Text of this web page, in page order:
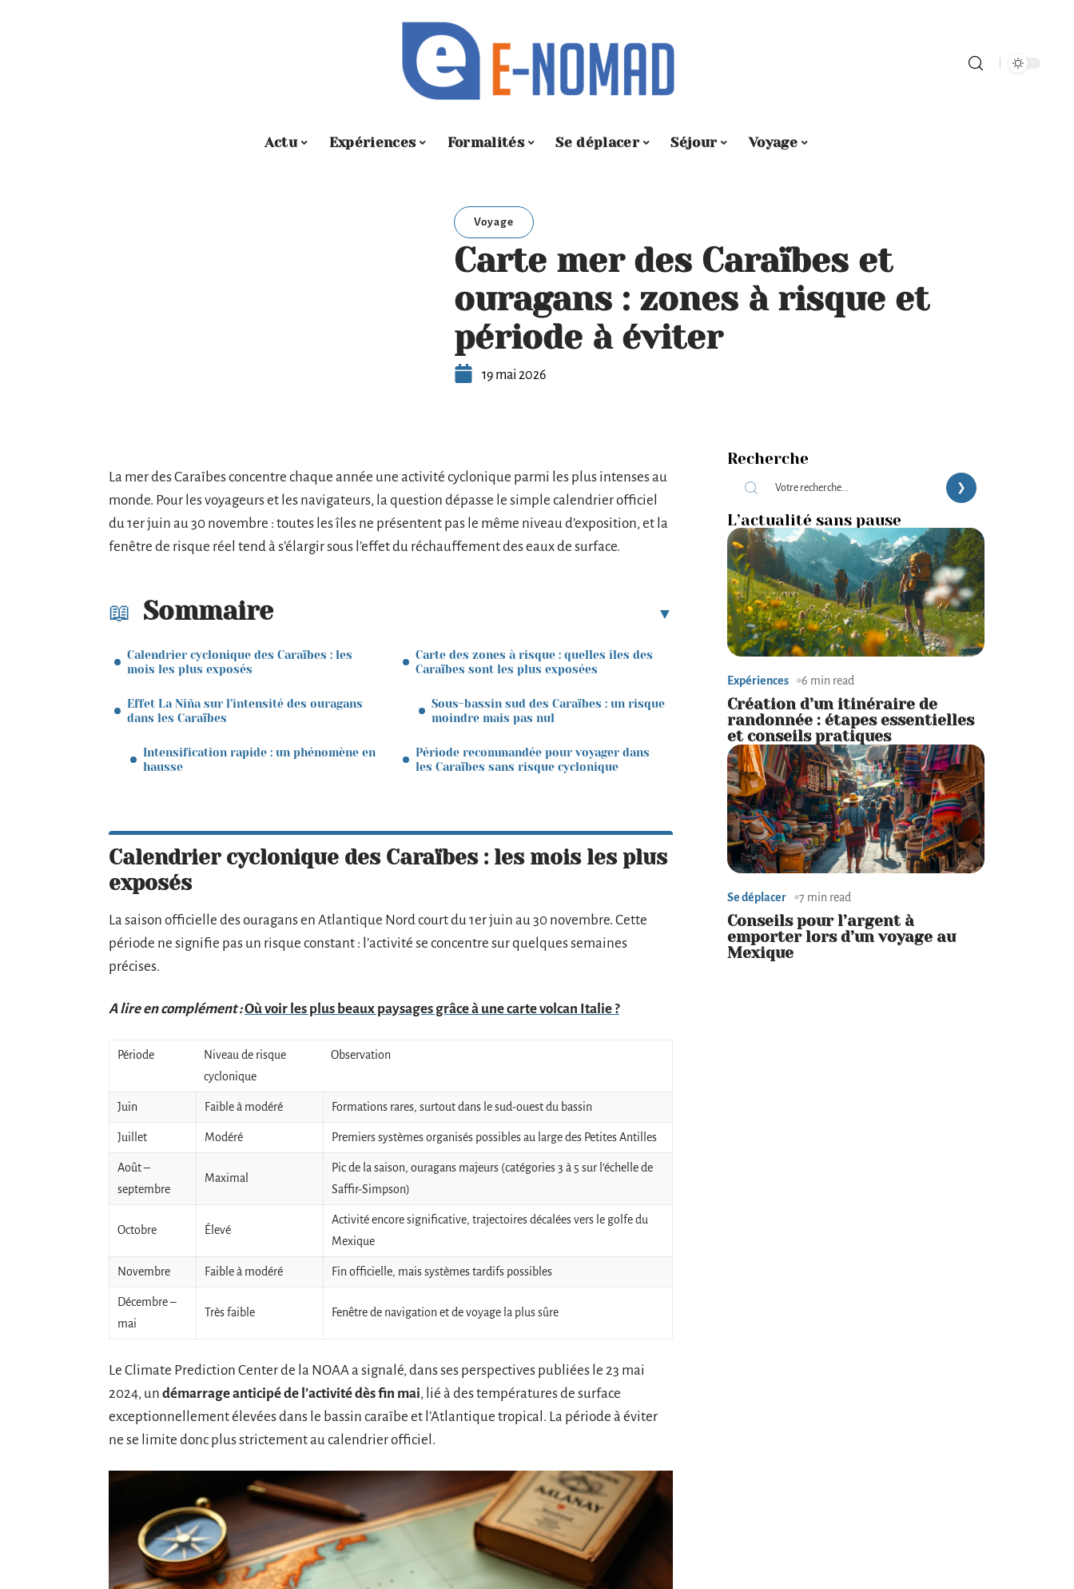
Actu Expériences Formalités Se déplacer Séjour Voyage
Voyage
Carte mer des Caraïbes et
ouragans : zones à risque et
période à éviter
19 mai 2026
La mer des Caraïbes concentre chaque année une activité cyclonique parmi les plus intenses au
monde. Pour les voyageurs et les navigateurs, la question dépasse le simple calendrier officiel
du 1er juin au 30 novembre : toutes les îles ne présentent pas le même niveau d’exposition, et la
fenêtre de risque réel tend à s’élargir sous l’effet du réchauffement des eaux de surface.
Sommaire
Calendrier cyclonique des Caraïbes : les
mois les plus exposés
Effet La Niña sur l’intensité des ouragans
dans les Caraïbes
Intensification rapide : un phénomène en
hausse
Carte des zones à risque : quelles îles des
Caraïbes sont les plus exposées
Sous-bassin sud des Caraïbes : un risque
moindre mais pas nul
Période recommandée pour voyager dans
les Caraïbes sans risque cyclonique
Calendrier cyclonique des Caraïbes : les mois les plus
exposés
La saison officielle des ouragans en Atlantique Nord court du 1er juin au 30 novembre. Cette
période ne signifie pas un risque constant : l’activité se concentre sur quelques semaines
précises.
A lire en complément :Où voir les plus beaux paysages grâce à une carte volcan Italie ?
Période
Niveau de risque
cyclonique
Observation
Juin Faible à modéré Formations rares, surtout dans le sud-ouest du bassin
Juillet Modéré Premiers systèmes organisés possibles au large des Petites Antilles
Août –
septembre
Maximal
Pic de la saison, ouragans majeurs (catégories 3 à 5 sur l’échelle de
Saffir-Simpson)
Octobre Élevé
Activité encore significative, trajectoires décalées vers le golfe du
Mexique
Novembre Faible à modéré Fin officielle, mais systèmes tardifs possibles
Décembre –
mai
Très faible Fenêtre de navigation et de voyage la plus sûre
Le Climate Prediction Center de la NOAA a signalé, dans ses perspectives publiées le 23 mai
2024, un démarrage anticipé de l’activité dès fin mai, lié à des températures de surface
exceptionnellement élevées dans le bassin caraïbe et l’Atlantique tropical. La période à éviter
ne se limite donc plus strictement au calendrier officiel.
Recherche
L’actualité sans pause
Expériences 6 min read
Création d’un itinéraire de
randonnée : étapes essentielles
et conseils pratiques
Se déplacer 7 min read
Conseils pour l’argent à
emporter lors d’un voyage au
Mexique